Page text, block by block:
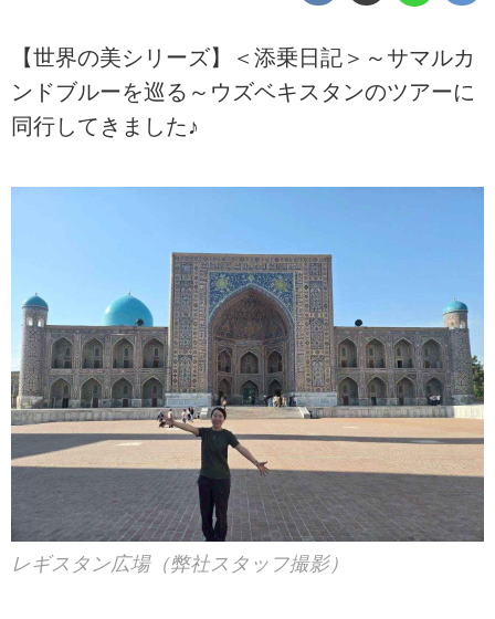
【世界の美シリーズ】＜添乗日記＞～サマルカ
ンドブルーを巡る～ウズベキスタンのツアーに
同行してきました♪
レギスタン広場（弊社スタッフ撮影）